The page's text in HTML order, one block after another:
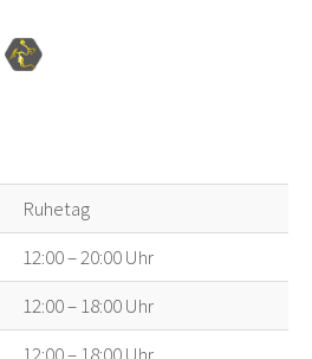
Ruhetag
12:00 – 20:00 Uhr
12:00 – 18:00 Uhr